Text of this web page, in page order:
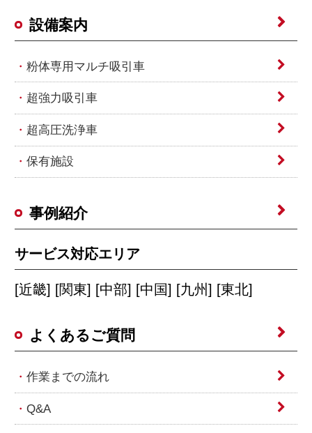
設備案内
粉体専用マルチ吸引車
超強力吸引車
超高圧洗浄車
保有施設
事例紹介
サービス対応エリア
[近畿] [関東] [中部] [中国] [九州] [東北]
よくあるご質問
作業までの流れ
Q&A